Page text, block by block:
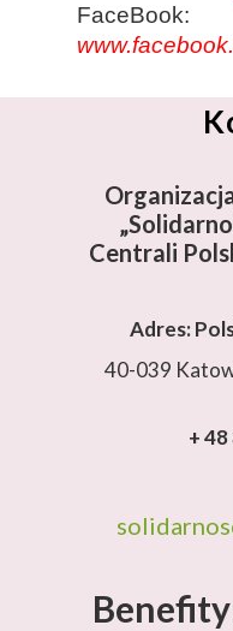
FaceBook:
+
Adres:
40-039
Centrali